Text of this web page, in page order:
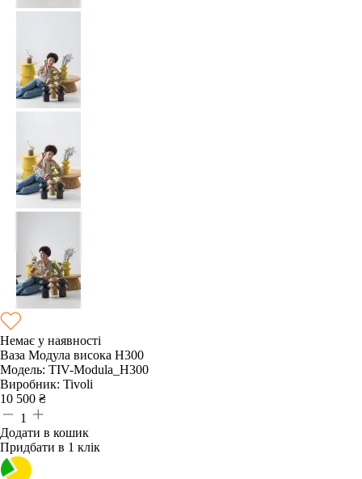
Немає у наявності
Ваза Модула висока Н300
Модель: TIV-Modula_Н300
Виробник: Tivoli
10 500 ₴
1
Додати в кошик
Придбати в 1 клік